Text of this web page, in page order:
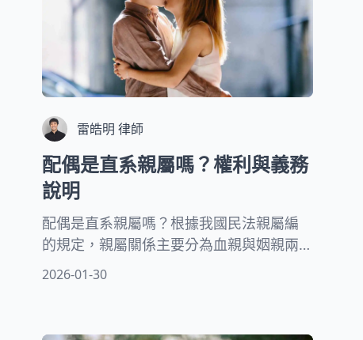
雷皓明 律師
配偶是直系親屬嗎？權利與義務
說明
配偶是直系親屬嗎？根據我國民法親屬編
的規定，親屬關係主要分為血親與姻親兩
大類，血親又細分為直系血親與旁系血
女、孫子女。了解配偶的法律地位十分重
2026-01-30